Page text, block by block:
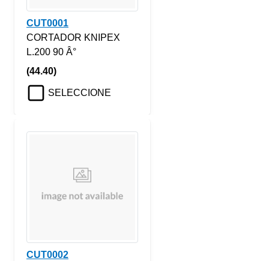
CUT0001
CORTADOR KNIPEX
L.200 90 Â°
(44.40)
SELECCIONE
CUT0002